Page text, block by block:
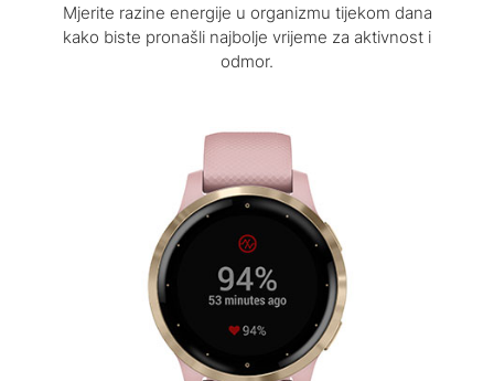
Mjerite razine energije u organizmu tijekom dana
kako biste pronašli najbolje vrijeme za aktivnost i
odmor.